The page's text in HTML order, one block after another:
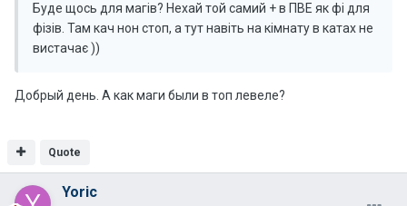
Буде щось для магів? Нехай той самий + в ПВЕ як фі для
фізів. Там кач нон стоп, а тут навіть на кімнату в катах не
вистачає ))
Добрый день. А как маги были в топ левеле?
Quote
Yoric